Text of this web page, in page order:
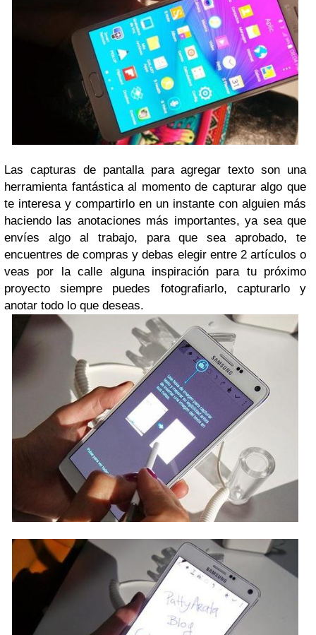
Las capturas de pantalla para agregar texto son una
herramienta fantástica al momento de capturar algo que
te interesa y compartirlo en un instante con alguien más
haciendo las anotaciones más importantes, ya sea que
envíes algo al trabajo, para que sea aprobado, te
encuentres de compras y debas elegir entre 2 artículos o
veas por la calle alguna inspiración para tu próximo
proyecto siempre puedes fotografiarlo, capturarlo y
anotar todo lo que deseas.